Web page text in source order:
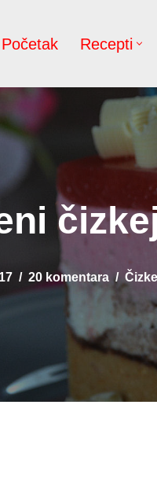
Početak Recepti
20 komentara